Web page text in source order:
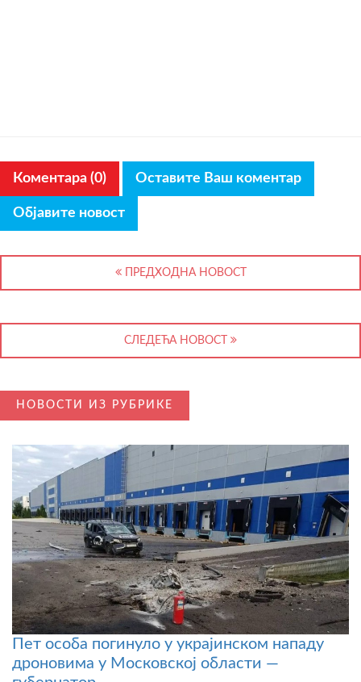
Коментара (0) Оставите Ваш коментар
Објавите новост
ПРЕДХОДНА НОВОСТ
СЛЕДЕЋА НОВОСТ
НОВОСТИ ИЗ РУБРИКЕ
Пет особа погинуло у украјинском нападу
дроновима у Московској области —